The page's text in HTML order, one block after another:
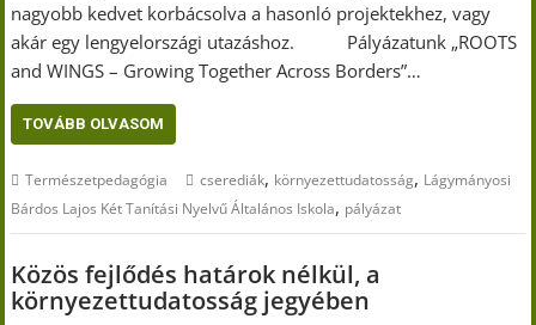
nagyobb kedvet korbácsolva a hasonló projektekhez, vagy
akár egy lengyelországi utazáshoz. Pályázatunk „ROOTS
and WINGS – Growing Together Across Borders”…
TOVÁBB OLVASOM
Természetpedagógia cserediák, környezettudatosság, Lágymányosi
Bárdos Lajos Két Tanítási Nyelvű Általános Iskola, pályázat
Közös fejlődés határok nélkül, a
környezettudatosság jegyében